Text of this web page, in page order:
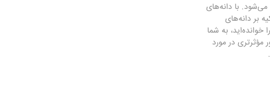
می‌شود. با دانه‌های
بر دانه‌های
به شما
در مورد